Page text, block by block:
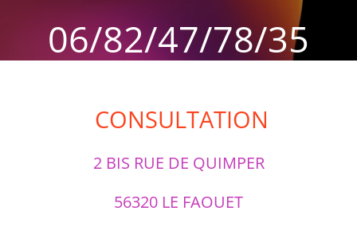
06/82/47/78/35
CONSULTATION
2 BIS RUE DE QUIMPER
56320 LE FAOUET